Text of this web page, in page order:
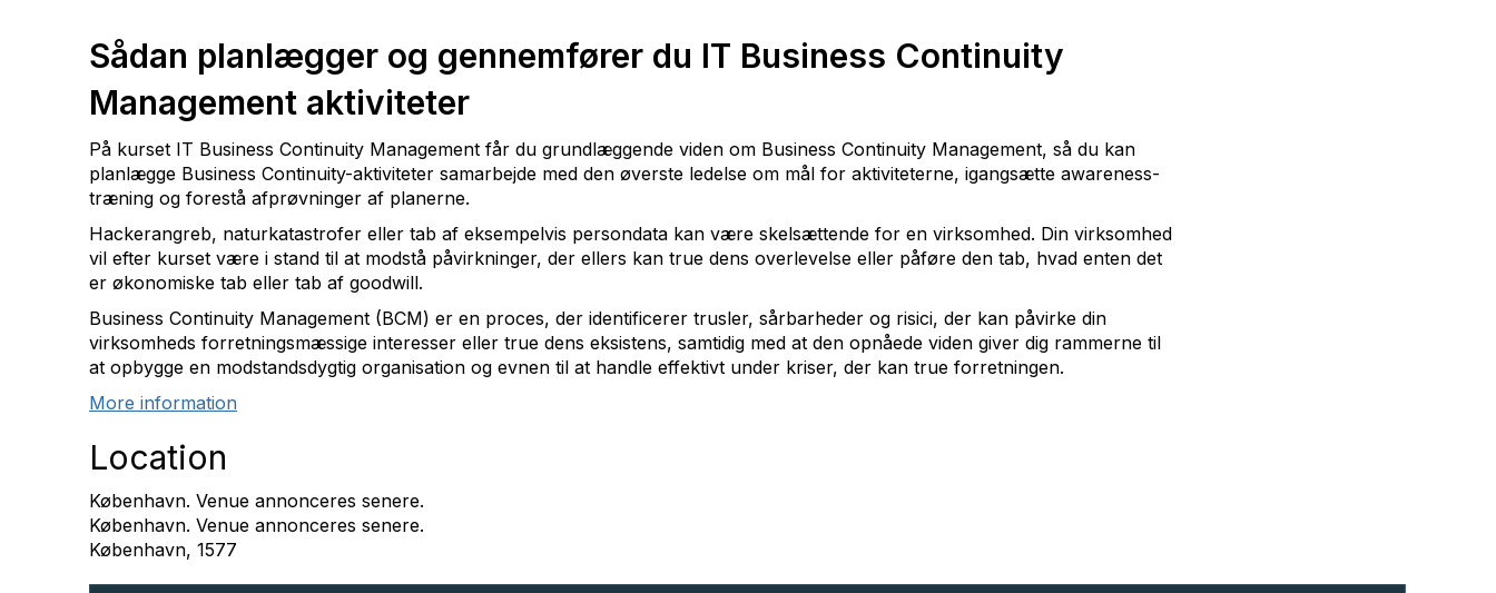
Sådan planlægger og gennemfører du IT Business Continuity
Management aktiviteter
På kurset IT Business Continuity Management får du grundlæggende viden om Business Continuity Management, så du kan
planlægge Business Continuity-aktiviteter samarbejde med den øverste ledelse om mål for aktiviteterne, igangsætte awareness-
træning og forestå afprøvninger af planerne.
Hackerangreb, naturkatastrofer eller tab af eksempelvis persondata kan være skelsættende for en virksomhed. Din virksomhed
vil efter kurset være i stand til at modstå påvirkninger, der ellers kan true dens overlevelse eller påføre den tab, hvad enten det
er økonomiske tab eller tab af goodwill.
Business Continuity Management (BCM) er en proces, der identificerer trusler, sårbarheder og risici, der kan påvirke din
virksomheds forretningsmæssige interesser eller true dens eksistens, samtidig med at den opnåede viden giver dig rammerne til
at opbygge en modstandsdygtig organisation og evnen til at handle effektivt under kriser, der kan true forretningen.
More information
Location
København. Venue annonceres senere.
København. Venue annonceres senere.
København, 1577